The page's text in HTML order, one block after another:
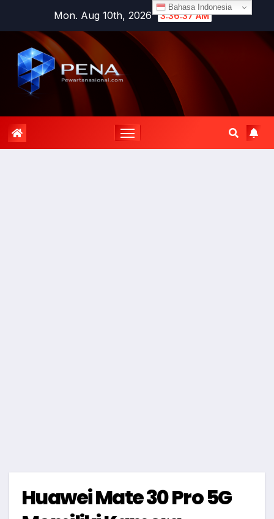
Mon. Aug 10th, 2026 3:36:37 AM
Huawei Mate 30 Pro 5G
Bahasa Indonesia